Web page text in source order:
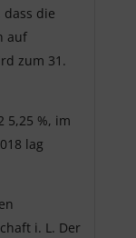
die
auf
zum 31.
5,25 %, im
lag
i. L. Der